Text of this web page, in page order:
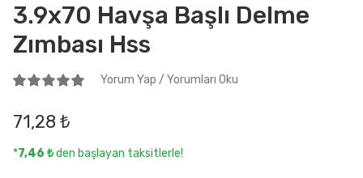
3.9x70 Havşa Başlı Delme
Zımbası Hss
Yorum Yap / Yorumları Oku
71,28 ₺
*7,46 ₺den başlayan taksitlerle!